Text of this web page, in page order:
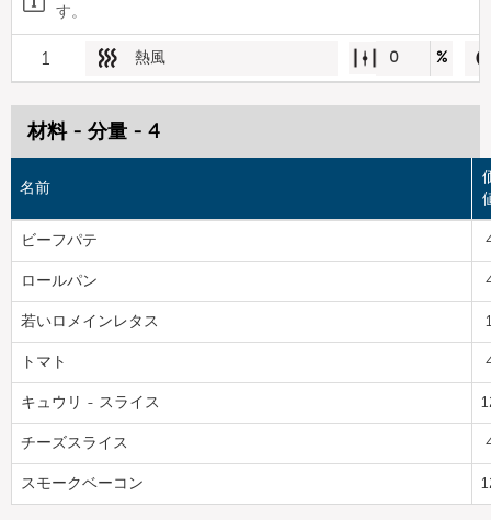
す。
1 熱風 0 %
材料 - 分量 - 4
名前
ビーフパテ
ロールパン
若いロメインレタス
トマト
キュウリ - スライス
チーズスライス
スモークベーコン